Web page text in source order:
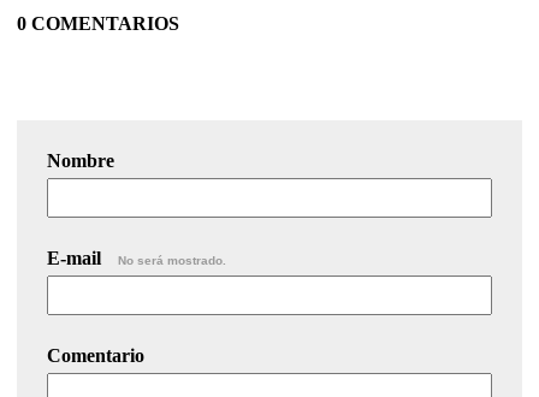
0 COMENTARIOS
Nombre
E-mail No será mostrado.
Comentario